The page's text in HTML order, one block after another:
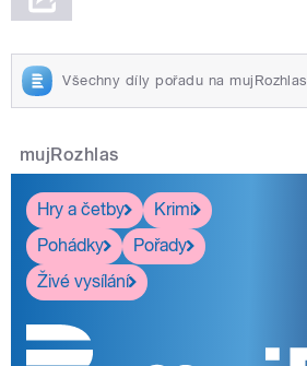
Všechny díly pořadu na mujRozhlas
mujRozhlas
Hry a četby
Krimi
Pohádky
Pořady
Živé vysílání